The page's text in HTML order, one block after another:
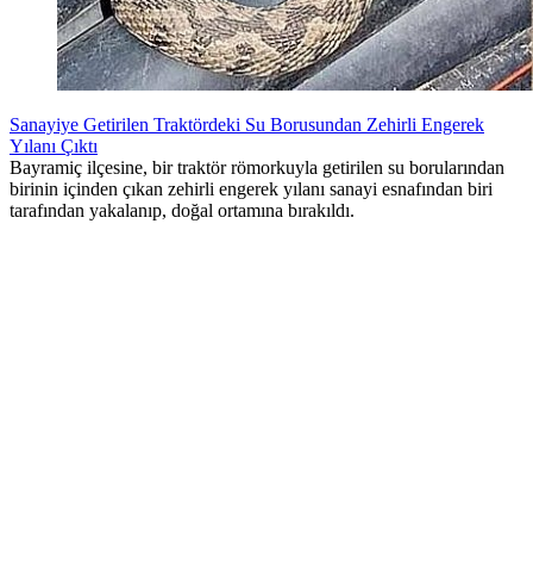
Sanayiye Getirilen Traktördeki Su Borusundan Zehirli Engerek
Yılanı Çıktı
Bayramiç ilçesine, bir traktör römorkuyla getirilen su borularından
birinin içinden çıkan zehirli engerek yılanı sanayi esnafından biri
tarafından yakalanıp, doğal ortamına bırakıldı.